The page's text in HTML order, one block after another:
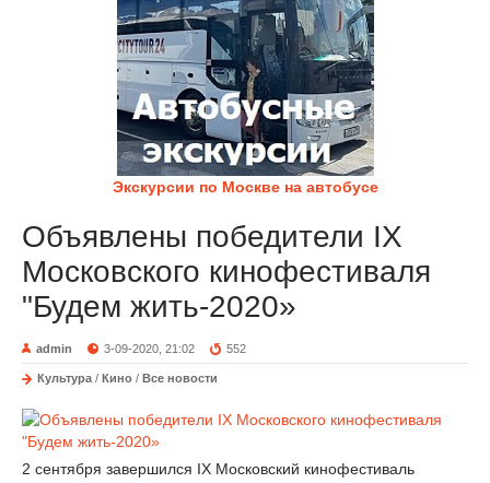
Экскурсии по Москве на автобусе
Объявлены победители IX
Московского кинофестиваля
"Будем жить-2020»
admin 3-09-2020, 21:02 552
Культура / Кино / Все новости
2 сентября завершился IX Московский кинофестиваль